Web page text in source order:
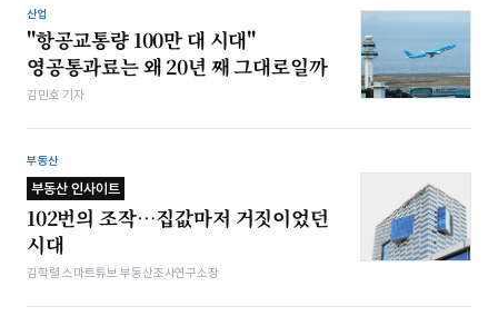
산업
"항공교통량 100만 대 시대"
영공통과료는 왜 20년 째 그대로일까
김민호 기자
부동산
부동산 인사이트
102번의 조작…집값마저 거짓이었던
시대
김학렬 스마트튜브 부동산조사연구소장